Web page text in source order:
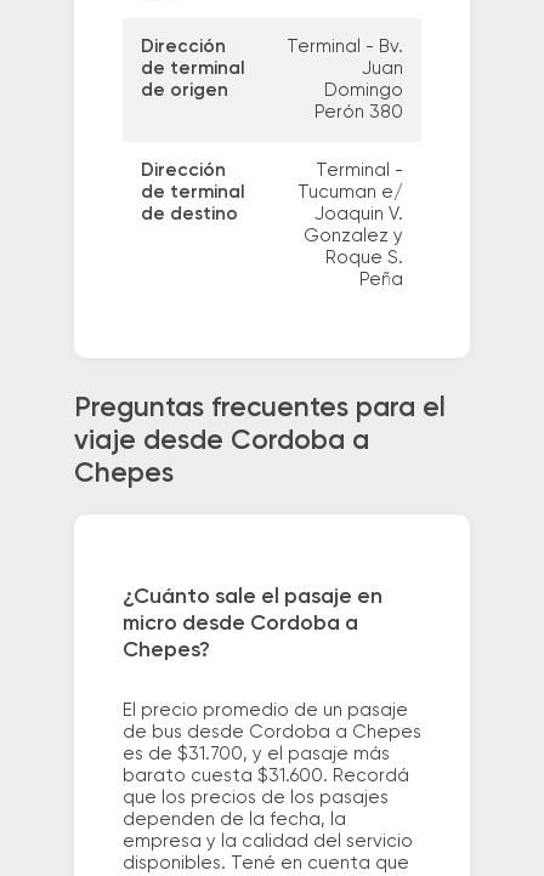
Dirección
de terminal
de origen
Terminal - Bv.
Juan
Domingo
Perón 380
Dirección
de terminal
de destino
Terminal -
Tucuman e/
Joaquin V.
Gonzalez y
Roque S.
Peña
Preguntas frecuentes para el
viaje desde Cordoba a
Chepes
¿Cuánto sale el pasaje en
micro desde Cordoba a
Chepes?
El precio promedio de un pasaje
de bus desde Cordoba a Chepes
es de $31.700, y el pasaje más
barato cuesta $31.600. Recordá
que los precios de los pasajes
dependen de la fecha, la
empresa y la calidad del servicio
disponibles. Tené en cuenta que